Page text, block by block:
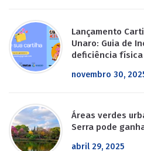
Lançamento
Unaro: Guia de
deficiência física
novembro 30,
Áreas verdes
Serra pode
abril 29, 2025